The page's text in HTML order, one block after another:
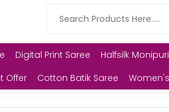
Digital Print Saree Halfsilk Monipuri
Offer
Cotton Batik Saree